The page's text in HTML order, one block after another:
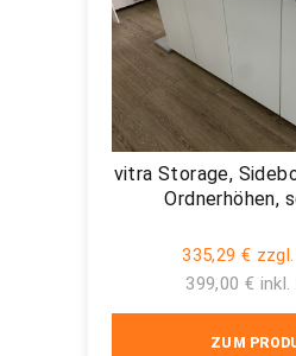
vitra Storage,
Ordnerhöhen,
335,29 € zzgl.
399,00 € inkl.
ZUM